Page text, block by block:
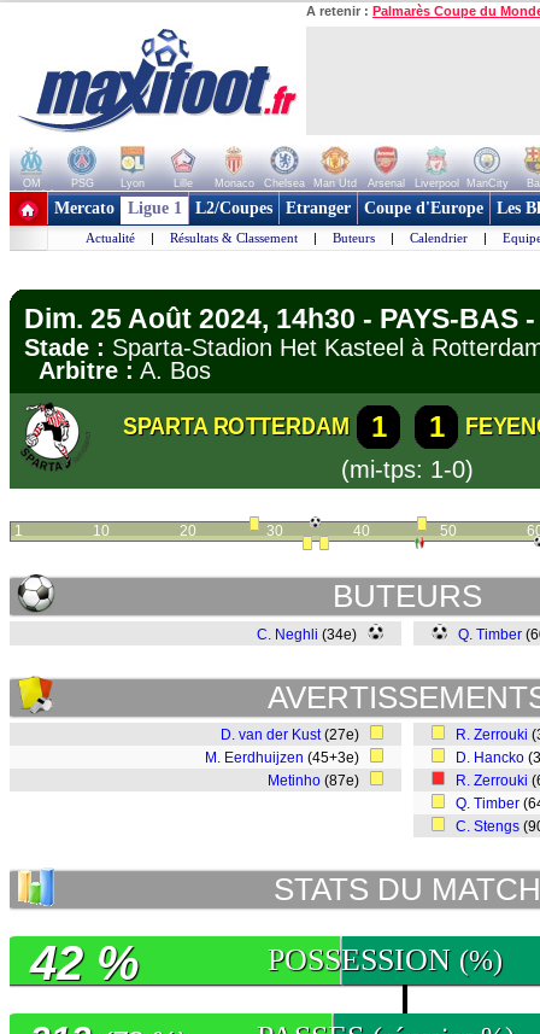
A retenir : Palmarès Coupe du
OM PSG Lyon Lille Monaco Chelsea Man Utd Arsenal Liverpool ManCity
+ de clubs
Mercato Ligue 1 L2/Coupes Etranger Coupe d'Europe Les
Actualité | Résultats & Classement | Buteurs | Calendrier |
Dim. 25 Août 2024, 14h30 - PAYS-BAS
Stade : Sparta-Stadion Het Kasteel à
Arbitre : A. Bos
SPARTA ROTTERDAM 1 1
(mi-tps: 1-0)
1 10 20 30 40 50
BUTEURS
C. Neghli (34e) Q. Timber
D. van der Kust(27e)
M. Eerdhuijzen (45+3e)
Metinho (87e)
R. Zerrouki
D. Hancko
R. Zerrouki
Q. Timber
C. Stengs
STATS DU MATCH
POSSESSION (%)
42 %